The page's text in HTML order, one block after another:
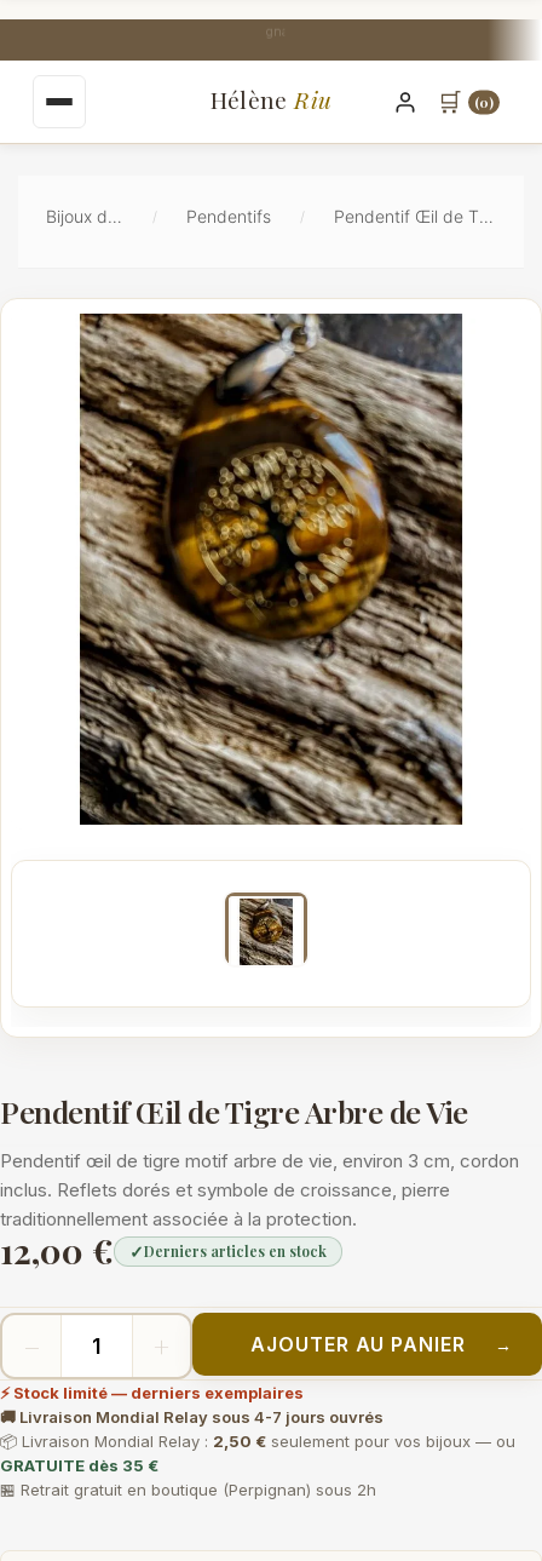
principal
Livraison Mondial Relay offerte dès 35€
🛒 (0)
Hélène Riu
Bijoux de Lithothérapie Pendentifs Pendentif Œil de Tigre Arbre de Vie
Pendentif Œil de Tigre Arbre de Vie
Pendentif œil de tigre motif arbre de vie, environ 3 cm, cordon
inclus. Reflets dorés et symbole de croissance, pierre
traditionnellement associée à la protection.
12,00 € ✓Derniers articles en stock
− + AJOUTER AU PANIER →
⚡ Stock limité — derniers exemplaires
🚚 Livraison Mondial Relay sous 4-7 jours ouvrés
📦 Livraison Mondial Relay : 2,50 € seulement pour vos bijoux — ou
GRATUITE dès 35 €
🏪 Retrait gratuit en boutique (Perpignan) sous 2h